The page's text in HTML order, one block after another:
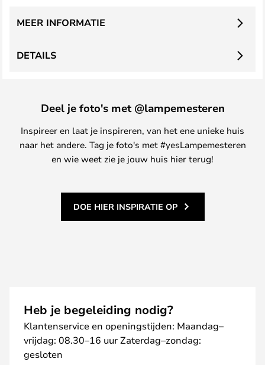
DETAILS
MEER INFORMATIE
Deel je foto's met @lampemesteren
Inspireer en laat je inspireren, van het ene unieke huis
naar het andere. Tag je foto's met #yesLampemesteren
en wie weet zie je jouw huis hier terug!
DOE HIER INSPIRATIE OP
Heb je begeleiding nodig?
Klantenservice en openingstijden: Maandag–
vrijdag: 08.30–16 uur Zaterdag–zondag:
gesloten